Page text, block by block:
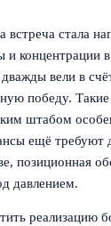
встреча стала
и концентрации
вели в
победу.
штабом
ещё требуют
позиционная
давлением.
реализацию